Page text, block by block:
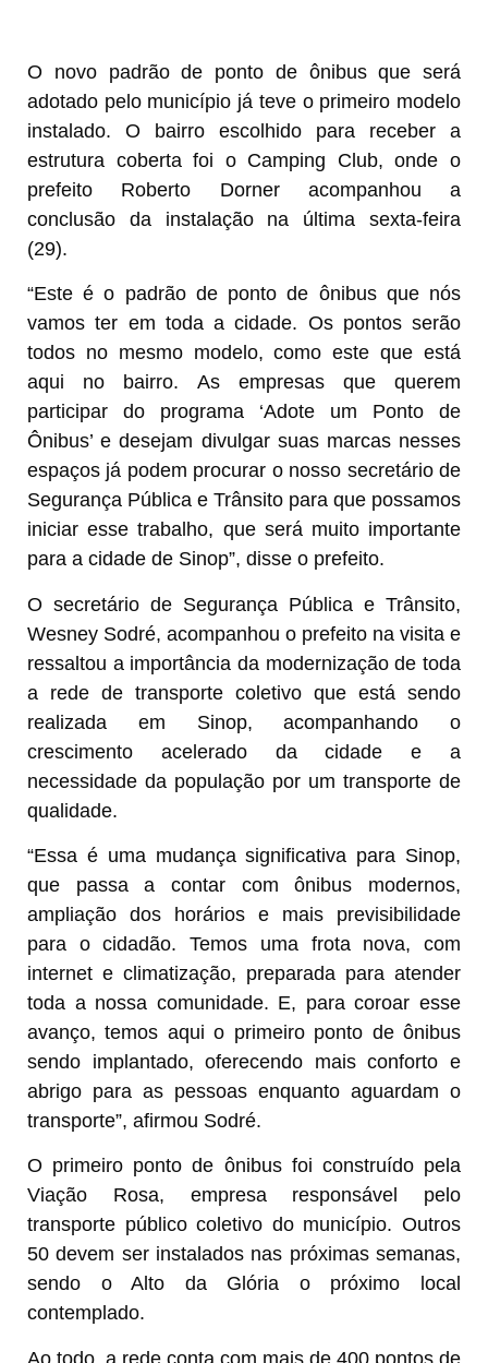
O novo padrão de ponto de ônibus que será
adotado pelo município já teve o primeiro modelo
instalado. O bairro escolhido para receber a
estrutura coberta foi o Camping Club, onde o
prefeito Roberto Dorner acompanhou a
conclusão da instalação na última sexta-feira
(29).
“Este é o padrão de ponto de ônibus que nós
vamos ter em toda a cidade. Os pontos serão
todos no mesmo modelo, como este que está
aqui no bairro. As empresas que querem
participar do programa ‘Adote um Ponto de
Ônibus’ e desejam divulgar suas marcas nesses
espaços já podem procurar o nosso secretário de
Segurança Pública e Trânsito para que possamos
iniciar esse trabalho, que será muito importante
para a cidade de Sinop”, disse o prefeito.
O secretário de Segurança Pública e Trânsito,
Wesney Sodré, acompanhou o prefeito na visita e
ressaltou a importância da modernização de toda
a rede de transporte coletivo que está sendo
realizada em Sinop, acompanhando o
crescimento acelerado da cidade e a
necessidade da população por um transporte de
qualidade.
“Essa é uma mudança significativa para Sinop,
que passa a contar com ônibus modernos,
ampliação dos horários e mais previsibilidade
para o cidadão. Temos uma frota nova, com
internet e climatização, preparada para atender
toda a nossa comunidade. E, para coroar esse
avanço, temos aqui o primeiro ponto de ônibus
sendo implantado, oferecendo mais conforto e
abrigo para as pessoas enquanto aguardam o
transporte”, afirmou Sodré.
O primeiro ponto de ônibus foi construído pela
Viação Rosa, empresa responsável pelo
transporte público coletivo do município. Outros
50 devem ser instalados nas próximas semanas,
sendo o Alto da Glória o próximo local
contemplado.
Ao todo, a rede conta com mais de 400 pontos de